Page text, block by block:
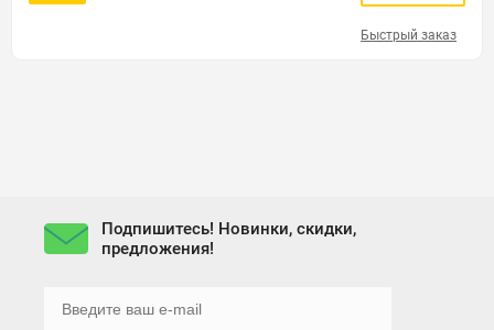
Быстрый заказ
Подпишитесь! Новинки, скидки,
предложения!